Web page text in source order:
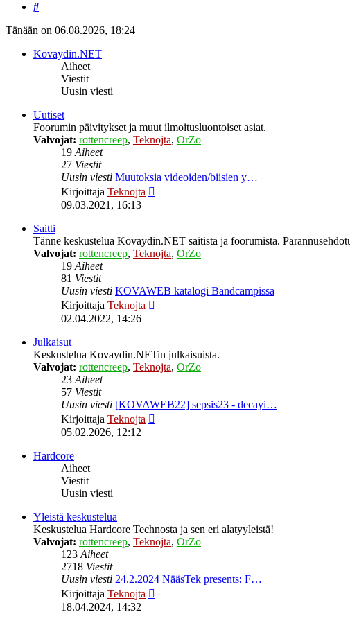
Etsi
Tänään on 06.08.2026, 18:24
Kovaydin.NET
Aiheet
Viestit
Uusin viesti
Uutiset
Foorumin päivitykset ja muut ilmoitusluontoiset asiat.
Valvojat: rottencreep, Teknojta, OrZo
19Aiheet
27 Viestit
Uusin viesti Muutoksia videoiden/biisien y…
Kirjoittaja Teknojta
09.03.2021, 16:13
Saitti
Tänne keskustelua Kovaydin.NET saitista ja foorumista.
Valvojat: rottencreep, Teknojta, OrZo
19Aiheet
81 Viestit
Uusin viesti KOVAWEB katalogi Bandcampissa
Kirjoittaja Teknojta
02.04.2022, 14:26
Julkaisut
Keskustelua Kovaydin.NETin julkaisuista.
Valvojat: rottencreep, Teknojta, OrZo
23Aiheet
57 Viestit
Uusin viesti [KOVAWEB22] sepsis23 - decayi…
Kirjoittaja Teknojta
05.02.2026, 12:12
Hardcore
Aiheet
Viestit
Uusin viesti
Yleistä keskustelua
Keskustelua Hardcore Technosta ja sen eri alatyyleistä!
Valvojat: rottencreep, Teknojta, OrZo
123Aiheet
2718 Viestit
Uusin viesti 24.2.2024 NääsTek presents: F…
Kirjoittaja Teknojta
18.04.2024, 14:32